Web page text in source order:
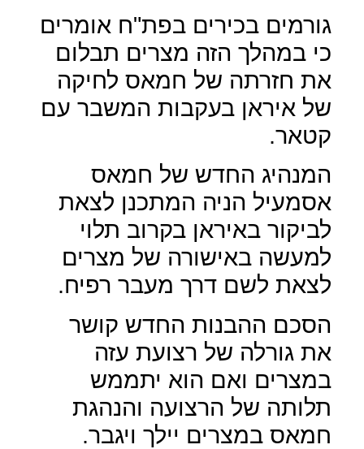
גורמים בכירים בפת"ח אומרים
כי במהלך הזה מצרים תבלום
את חזרתה של חמאס לחיקה
של איראן בעקבות המשבר עם
קטאר.
המנהיג החדש של חמאס
אסמעיל הניה המתכנן לצאת
לביקור באיראן בקרוב תלוי
למעשה באישורה של מצרים
לצאת לשם דרך מעבר רפיח.
הסכם ההבנות החדש קושר
את גורלה של רצועת עזה
במצרים ואם הוא יתממש
תלותה של הרצועה והנהגת
חמאס במצרים יילך ויגבר.